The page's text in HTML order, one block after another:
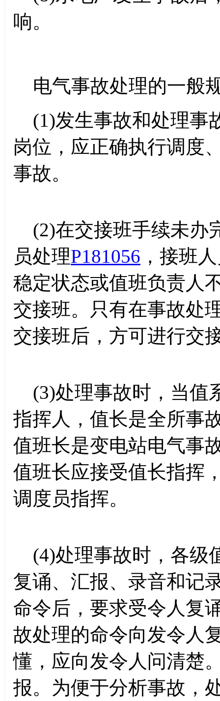
响。
电气事故处理的一般
(1)发生事故和处理事
岗位，应正确执行调度
事故。
(2)在交接班手续未办
员处理P181056 ，接班
稳定状态或值班负责人
交接班。只有在事故处
交接班后，方可进行交
(3)处理事故时，当值
指挥人，值长是全所事
值班长是变电站电气事
值班长应接受值长指挥
调度员指挥。
(4)处理事故时，各级
复诵、汇报、录音和记
命令后，要求受令人复
故处理的命令向发令人
懂，应向发令人问清楚
报。为便于分析事故，